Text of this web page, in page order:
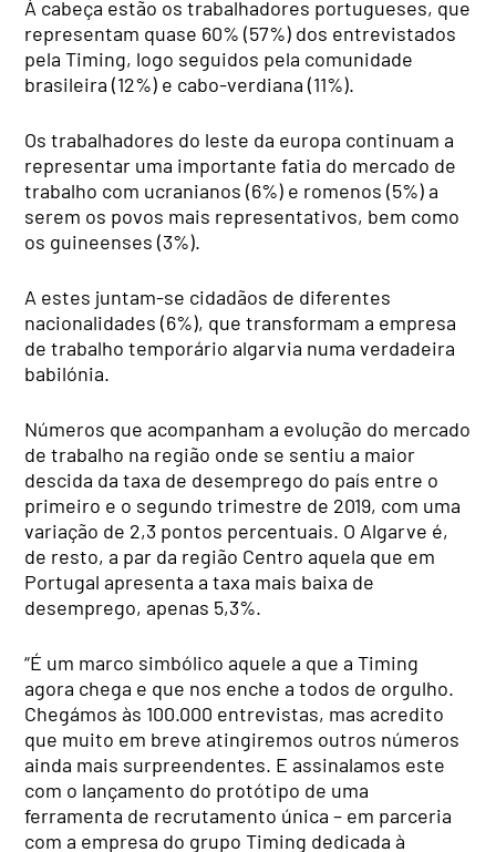
À cabeça estão os trabalhadores portugueses, que
representam quase 60% (57%) dos entrevistados
pela Timing, logo seguidos pela comunidade
brasileira (12%) e cabo-verdiana (11%).
Os trabalhadores do leste da europa continuam a
representar uma importante fatia do mercado de
trabalho com ucranianos (6%) e romenos (5%) a
serem os povos mais representativos, bem como
os guineenses (3%).
A estes juntam-se cidadãos de diferentes
nacionalidades (6%), que transformam a empresa
de trabalho temporário algarvia numa verdadeira
babilónia.
Números que acompanham a evolução do mercado
de trabalho na região onde se sentiu a maior
descida da taxa de desemprego do país entre o
primeiro e o segundo trimestre de 2019, com uma
variação de 2,3 pontos percentuais. O Algarve é,
de resto, a par da região Centro aquela que em
Portugal apresenta a taxa mais baixa de
desemprego, apenas 5,3%.
“É um marco simbólico aquele a que a Timing
agora chega e que nos enche a todos de orgulho.
Chegámos às 100.000 entrevistas, mas acredito
que muito em breve atingiremos outros números
ainda mais surpreendentes. E assinalamos este
com o lançamento do protótipo de uma
ferramenta de recrutamento única – em parceria
com a empresa do grupo Timing dedicada à